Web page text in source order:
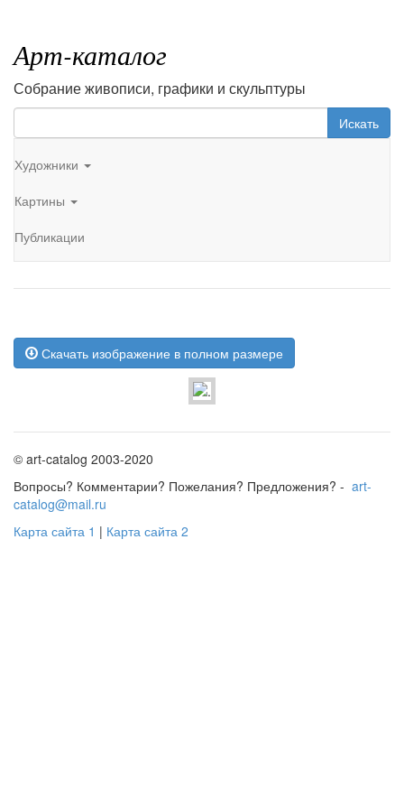
Арт-каталог
Собрание живописи, графики и скульптуры
Искать
Художники
Картины
Публикации
Скачать изображение в полном размере
© art-catalog 2003-2020
Вопросы? Комментарии? Пожелания? Предложения? - art-
catalog@mail.ru
Карта сайта 1 | Карта сайта 2